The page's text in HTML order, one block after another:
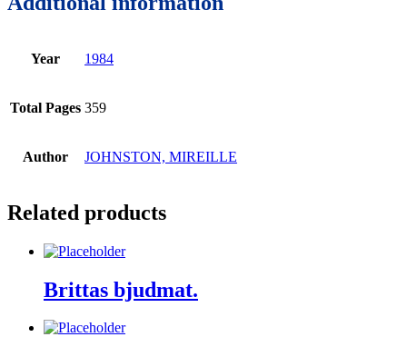
Year 1984
Total Pages 359
Author JOHNSTON, MIREILLE
Related products
Brittas bjudmat.